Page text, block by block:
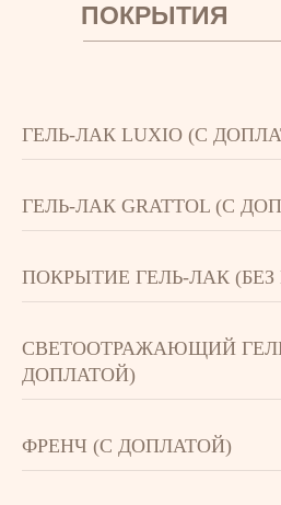
ПОКРЫТИЯ
ГЕЛЬ-ЛАК LUXIO (С
ГЕЛЬ-ЛАК GRATTOL (С
ПОКРЫТИЕ ГЕЛЬ-ЛАК
СВЕТООТРАЖАЮЩИЙ
ДОПЛАТОЙ)
ФРЕНЧ (С ДОПЛАТОЙ)